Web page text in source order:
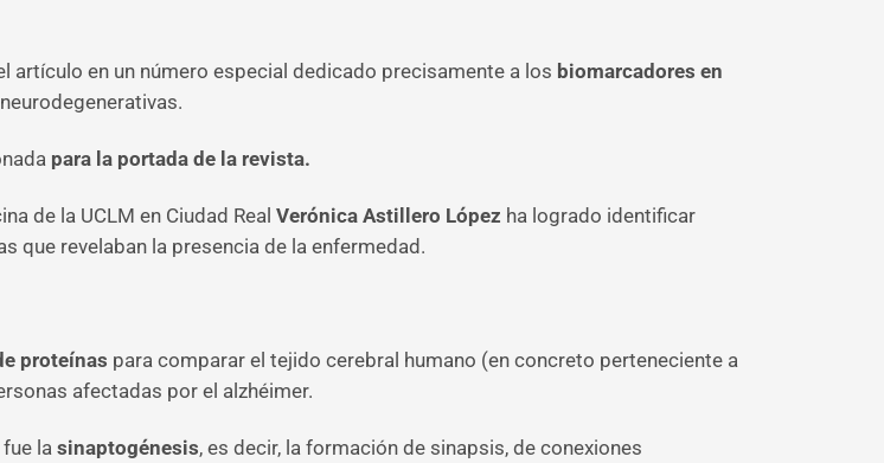
artículo en un número especial dedicado precisamente a los biomarcadores en
para la portada de la revista.
de la UCLM en Ciudad Real Verónica Astillero López ha logrado identificar
que revelaban la presencia de la enfermedad.
proteínas para comparar el tejido cerebral humano (en concreto perteneciente a
afectadas por el alzhéimer.
la sinaptogénesis, es decir, la formación de sinapsis, de conexiones